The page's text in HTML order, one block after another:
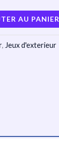
AU PANIER
, Jeux d'exterieur